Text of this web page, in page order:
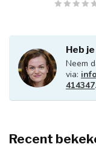
Heb
Neem
via:
414347
Recent